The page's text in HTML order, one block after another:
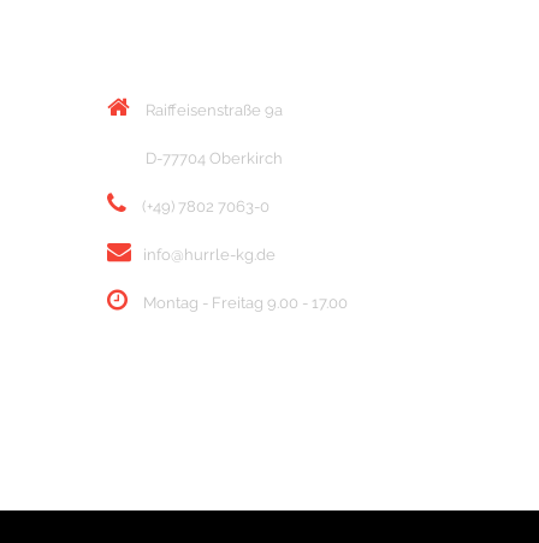
Raiffeisenstraße 9a
D-77704 Oberkirch
(+49) 7802 7063-0
info@hurrle-kg.de
Montag - Freitag 9.00 - 17.00